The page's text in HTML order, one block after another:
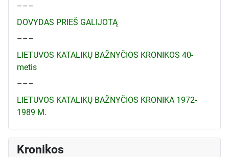
–––
DOVYDAS PRIEŠ GALIJOTĄ
–––
LIETUVOS KATALIKŲ BAŽNYČIOS KRONIKOS 40-
metis
–––
LIETUVOS KATALIKŲ BAŽNYČIOS KRONIKA 1972-
1989 M.
Kronikos